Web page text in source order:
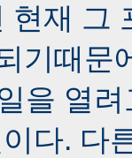
현재 그
기때문
을 열
다. 다